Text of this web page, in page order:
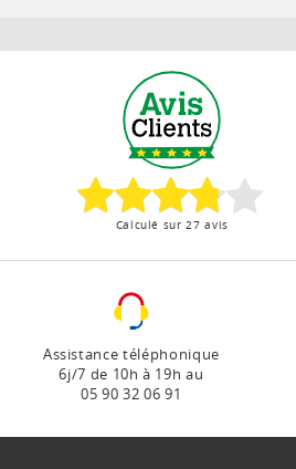
Calculé sur 27 avis
Assistance téléphonique
6j/7 de 10h à 19h au
05 90 32 06 91